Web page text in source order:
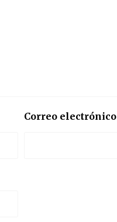
Correo electrónico